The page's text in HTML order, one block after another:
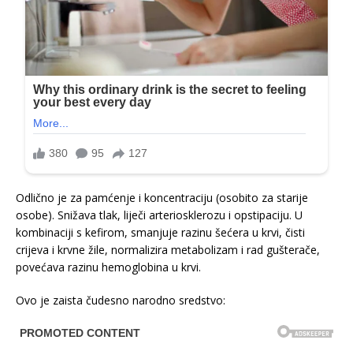
Odlično je za pamćenje i koncentraciju (osobito za starije
osobe). Snižava tlak, liječi arteriosklerozu i opstipaciju. U
kombinaciji s kefirom, smanjuje razinu šećera u krvi, čisti
crijeva i krvne žile, normalizira metabolizam i rad gušterače,
povećava razinu hemoglobina u krvi.
Ovo je zaista čudesno narodno sredstvo: